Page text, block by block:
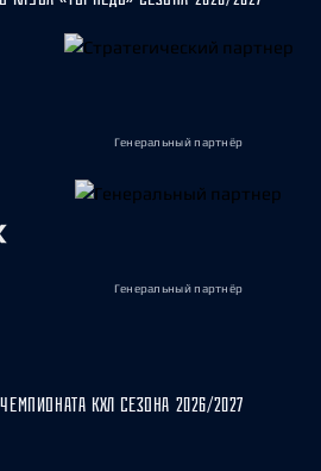
Генеральный партнёр
Генеральный партнёр
КХЛ СЕЗОНА 2026/2027